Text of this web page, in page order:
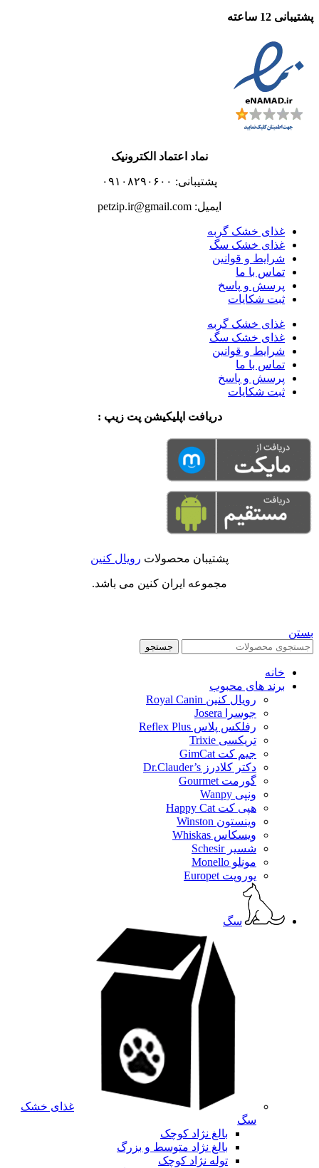
پشتیبانی 12 ساعته
نماد اعتماد الکترونیک
پشتیبانی: ۰۹۱۰۸۲۹۰۶۰۰
ایمیل: petzip.ir@gmail.com
غذای خشک گربه
غذای خشک سگ
شرایط و قوانین
تماس با ما
پرسش و پاسخ
ثبت شکایات
غذای خشک گربه
غذای خشک سگ
شرایط و قوانین
تماس با ما
پرسش و پاسخ
ثبت شکایات
دریافت اپلیکیشن پت زیپ :
پشتیبان محصولات رویال کنین
مجموعه ایران کنین می باشد.
بستن
جستجو
خانه
برند های محبوب
رویال کنین Royal Canin
جوسرا Josera
رفلکس پلاس Reflex Plus
تریکسی Trixie
جیم کت GimCat
دکتر کلادرز Dr.Clauder’s
گورمت Gourmet
ونپی Wanpy
هپی کت Happy Cat
وینستون Winston
ویسکاس Whiskas
شسیر Schesir
مونلو Monello
یوروپت Europet
سگ
غذای خشک
سگ
بالغ نژاد کوچک
بالغ نژاد متوسط و بزرگ
توله نژاد کوچک